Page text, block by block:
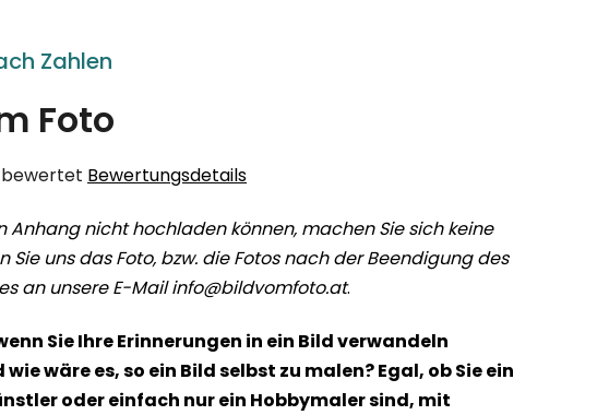
Zahlen
Foto
Bewertungsdetails
Anhang nicht hochladen können, machen Sie sich keine
Sie uns das Foto, bzw. die Fotos nach der Beendigung des
an unsere E-Mail info@bildvomfoto.at.
Sie Ihre Erinnerungen in ein Bild verwandeln
wäre es, so ein Bild selbst zu malen? Egal, ob Sie ein
oder einfach nur ein Hobbymaler sind, mit